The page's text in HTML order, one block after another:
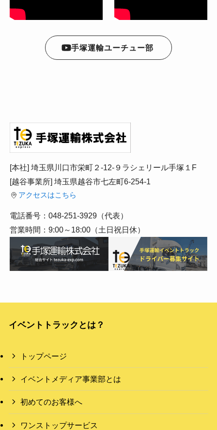
手塚運輸ユーチュー部
[本社] 埼玉県川口市栄町２-12-９ラシェリール手塚１F
[越谷事業所] 埼玉県越谷市七左町6-254-1
アクセスはこちら
電話番号：048-251-3929（代表）
営業時間：9:00～18:00（土日祝日休）
イベントトラックとは？
トップページ
イベントメディア事業部とは
初めてのお客様へ
ワンストップサービス